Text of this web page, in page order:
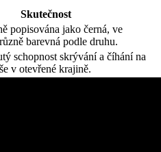
Skutečnost
popisována jako černá, ve
barevná podle druhu.
schopnost skrývání a číhání na
v otevřené krajině.